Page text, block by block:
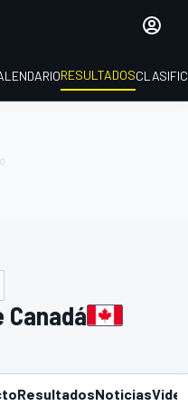
RESULTADOS
Canadá
ResultadosNoticias